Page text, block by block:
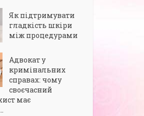
Як підтримувати
гладкість шкіри
між процедурами
Адвокат у
кримінальних
справах: чому
своєчасний
має